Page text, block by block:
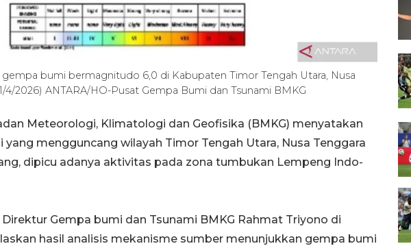
bumi bermagnitudo 6,0 di Kabupaten Timor Tengah Utara, Nusa
4/2026) ANTARA/HO-Pusat Gempa Bumi dan Tsunami BMKG
Meteorologi, Klimatologi dan Geofisika (BMKG) menyatakan
mengguncang wilayah Timor Tengah Utara, Nusa Tenggara
dipicu adanya aktivitas pada zona tumbukan Lempeng Indo-
Gempa bumi dan Tsunami BMKG Rahmat Triyono di
hasil analisis mekanisme sumber menunjukkan gempa bumi